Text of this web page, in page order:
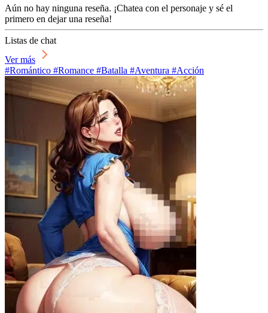
Aún no hay ninguna reseña. ¡Chatea con el personaje y sé el
primero en dejar una reseña!
Listas de chat
Ver más
#Romántico #Romance #Batalla #Aventura #Acción